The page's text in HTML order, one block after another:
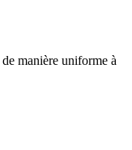
de manière uniforme à